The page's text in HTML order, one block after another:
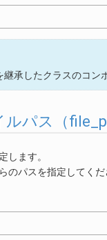
承したクラスのコン
ルパス（
します。
のパスを指定してく